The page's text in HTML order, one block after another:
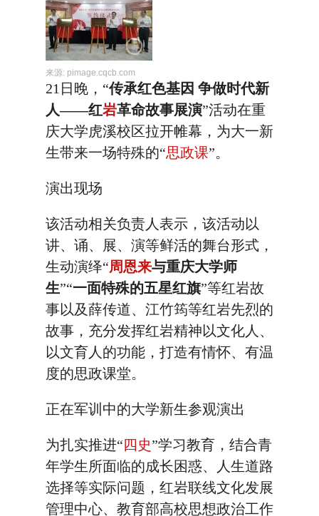
来源: pimage.cqcb.com
21日晚，“传承红色基因 争做时代新
人——红岩革命故事展演”活动在重
庆大学虎溪校区拉开帷幕，为大一新
生带来一场特殊的“思政课”。
演出现场
该活动相关负责人表示，该活动以
讲、诵、展、演等鲜活的舞台形式，
生动演绎“周恩来与重庆大学师
生”“一面特殊的五星红旗”等红岩故
事以及薛传道、江竹筠等红岩先烈的
故事，充分发挥红岩精神以文化人、
以文育人的功能，打造有情怀、有温
度的思政课堂。
正在军训中的大学新生参观演出
为扎实推进“四史”学习教育，结合青
年学生所面临的成长困惑、人生道路
选择等实际问题，红岩联线文化发展
管理中心、教育部高校思想政治工作